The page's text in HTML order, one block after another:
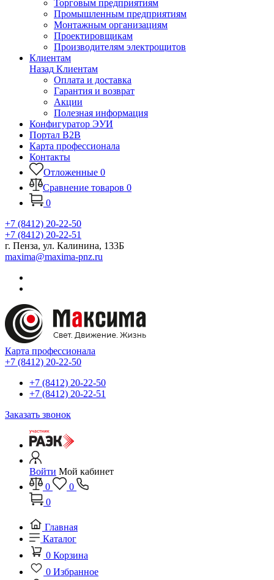
Торговым предприятиям
Промышленным предприятиям
Монтажным организациям
Проектировщикам
Производителям электрощитов
Клиентам
Назад Клиентам
Оплата и доставка
Гарантия и возврат
Акции
Полезная информация
Конфигуратор ЭУИ
Портал B2B
Карта профессионала
Контакты
Отложенные 0
Сравнение товаров 0
0
+7 (8412) 20-22-50
+7 (8412) 20-22-51
г. Пенза, ул. Калинина, 133Б
maxima@maxima-pnz.ru
Карта профессионала
+7 (8412) 20-22-50
+7 (8412) 20-22-50
+7 (8412) 20-22-51
Заказать звонок
Войти Мой кабинет
0
0
0
Главная
Каталог
0 Корзина
0 Избранное